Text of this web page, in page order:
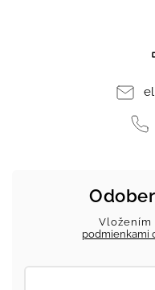
Vložením
podmienkami